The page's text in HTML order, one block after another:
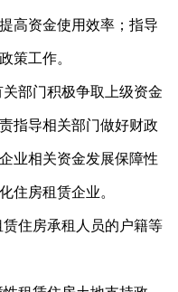
高资金使用效率；指导
策工作。
部门积极争取上级资金
指导相关部门做好财政
业相关资金发展保障性
住房租赁企业。
住房承租人员的户籍等